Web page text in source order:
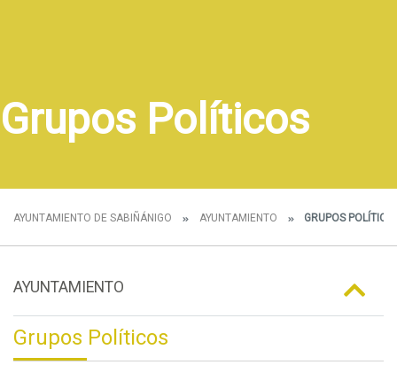
Grupos Políticos
AYUNTAMIENTO DE SABIÑÁNIGO AYUNTAMIENTO GRUPOS
AYUNTAMIENTO
Grupos Políticos